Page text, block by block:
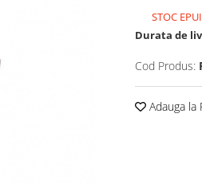
STOC
Durata de
Cod Produs:
Adauga la